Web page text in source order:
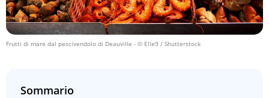
Frutti di mare dal pescivendolo di Deauville - © Elle9 / Shutterstock
Sommario